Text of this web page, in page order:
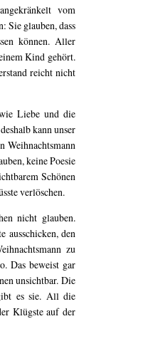
vom
Sie glauben, dass
können. Aller
Kind gehört.
reicht nicht
Liebe und die
kann unser
Weihnachtsmann
keine Poesie
Schönen
verlöschen.
nicht glauben.
ausschicken, den
zu
Das beweist gar
unsichtbar. Die
es sie. All die
Klügste auf der